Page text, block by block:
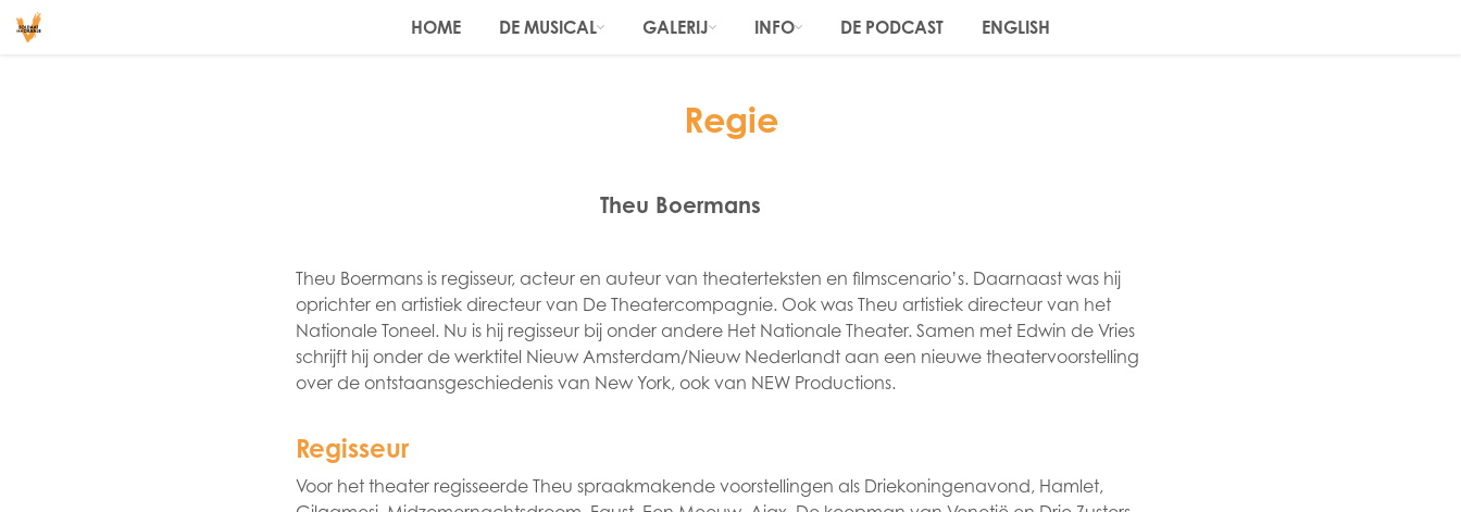
HOME DE MUSICAL GALERIJ INFO DE PODCAST ENGLISH
Regie
Theu Boermans
Theu Boermans is regisseur, acteur en auteur van theaterteksten en filmscenario’s. Daarnaast was hij
oprichter en artistiek directeur van De Theatercompagnie. Ook was Theu artistiek directeur van het
Nationale Toneel. Nu is hij regisseur bij onder andere Het Nationale Theater. Samen met Edwin de Vries
schrijft hij onder de werktitel Nieuw Amsterdam/Nieuw Nederlandt aan een nieuwe theatervoorstelling
over de ontstaansgeschiedenis van New York, ook van NEW Productions.
Regisseur
Voor het theater regisseerde Theu spraakmakende voorstellingen als Driekoningenavond, Hamlet,